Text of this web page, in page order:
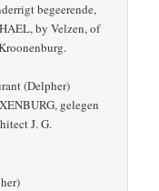
begeerende,
by Velzen, of
(Delpher)
gelegen
J. G.